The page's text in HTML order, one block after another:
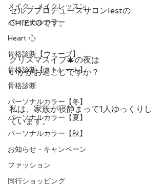
メイク・メイクレッスン
パーソナルカラー
Heart 心
骨格診断【ウェーブ】
骨格診断【ストレート】
骨格診断
パーソナルカラー【冬】
パーソナルカラー【夏】
パーソナルカラー【秋】
お知らせ・キャンペーン
ファッション
同行ショッピング
セルフプロデュースサロンIestの
CHIEKOです。
クリスマスイブ🎄の夜は
いかがお過ごしですか？
私は、家族が寝静まって1人ゆっくりし
ています。